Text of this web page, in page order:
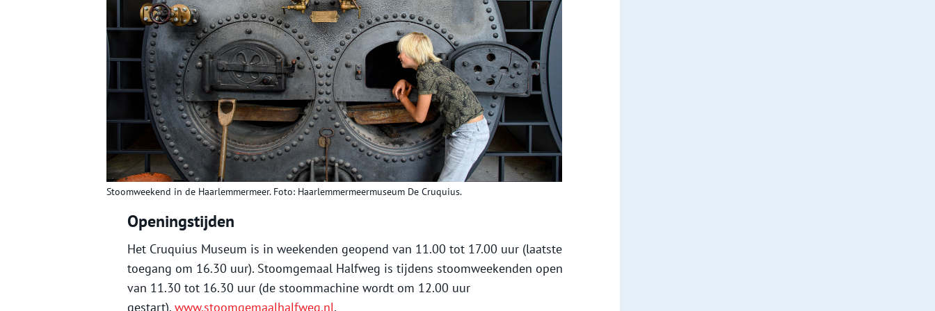
Stoomweekend in de Haarlemmermeer. Foto: Haarlemmermeermuseum De Cruquius.
Openingstijden
Het Cruquius Museum is in weekenden geopend van 11.00 tot 17.00 uur (laatste
toegang om 16.30 uur). Stoomgemaal Halfweg is tijdens stoomweekenden open
van 11.30 tot 16.30 uur (de stoommachine wordt om 12.00 uur
gestart). www.stoomgemaalhalfweg.nl.